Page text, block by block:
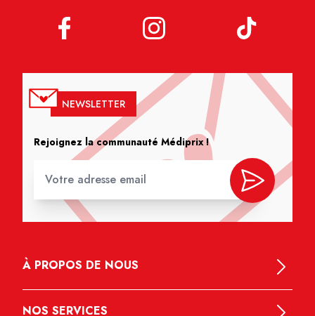
NEWSLETTER
Rejoignez la communauté Médiprix !
À PROPOS DE NOUS
NOS SERVICES